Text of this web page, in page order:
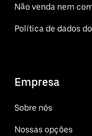
Não venda nem
Política de dados
Empresa
Sobre nós
Nossas opções